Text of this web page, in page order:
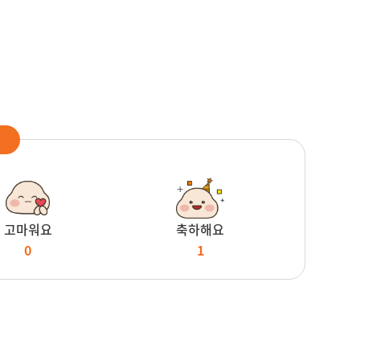
고마워요
0
축하해요
1